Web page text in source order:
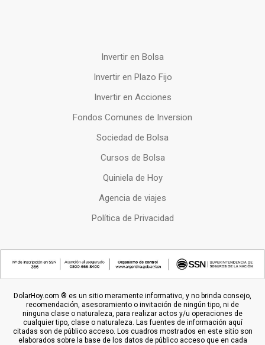
Invertir en Bolsa
Invertir en Plazo Fijo
Invertir en Acciones
Fondos Comunes de Inversion
Sociedad de Bolsa
Cursos de Bolsa
Quiniela de Hoy
Agencia de viajes
Política de Privacidad
DolarHoy.com ® es un sitio meramente informativo, y no brinda consejo,
recomendación, asesoramiento o invitación de ningún tipo, ni de
ninguna clase o naturaleza, para realizar actos y/u operaciones de
cualquier tipo, clase o naturaleza. Las fuentes de información aquí
citadas son de público acceso. Los cuadros mostrados en este sitio son
elaborados sobre la base de los datos de público acceso que en cada